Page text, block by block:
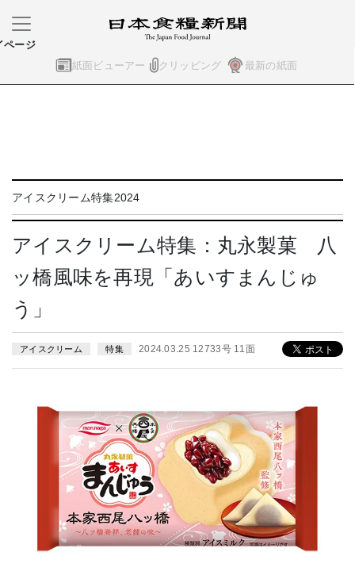
紙面ビューアー クリッピング 最新の紙面
ページ
アイスクリーム特集2024
アイスクリーム特集：丸永製菓 八
ッ橋風味を再現「あいすまんじゅ
う」
アイスクリーム 特集 2024.03.25 12733号 11面